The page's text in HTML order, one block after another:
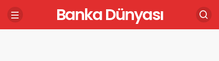
Banka Dünyası